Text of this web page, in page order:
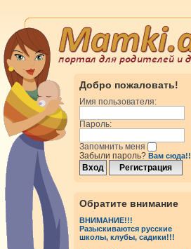
Добро пожаловать!
Имя пользователя:
Пароль:
Запомнить меня
Забыли пароль? Вам сюда!!
Обратите внимание
ВНИМАНИЕ!!!
Разыскиваются русские
школы, клубы, садики!!!